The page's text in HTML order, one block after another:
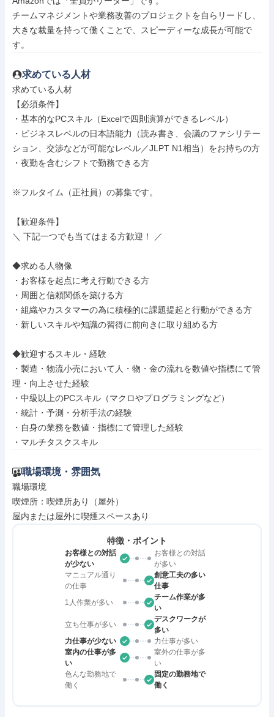
チームマネジメントや業務改善のプロジェクトを自らリードし、
大きな裁量を持って働くことで、スピーディーな成長が可能で
す。
求めている人材
求めている人材
【必須条件】
・基本的なPCスキル（Excelで四則演算ができるレベル）
・ビジネスレベルの日本語能力（読み書き、会議のファシリテー
ション、交渉などが可能なレベル／JLPT N1相当）をお持ちの方
・夜勤を含むシフトで勤務できる方
※フルタイム（正社員）の募集です。
【歓迎条件】
＼ 下記一つでも当てはまる方歓迎！ ／
◆求める人物像
・お客様を起点に考え行動できる方
・周囲と信頼関係を築ける方
・組織やカスタマーの為に積極的に課題提起と行動ができる方
・新しいスキルや知識の習得に前向きに取り組める方
◆歓迎するスキル・経験
・製造・物流小売において人・物・金の流れを数値や指標にて管
理・向上させた経験
・中級以上のPCスキル（マクロやプログラミングなど）
・統計・予測・分析手法の経験
・自身の業務を数値・指標にて管理した経験
・マルチタスクスキル
職場環境・雰囲気
職場環境
喫煙所：喫煙所あり（屋外）
屋内または屋外に喫煙スペースあり
特徴・ポイント
お客様との対話
が少ない
お客様との対話
が多い
マニュアル通り
の仕事
創意工夫の多い
仕事
1人作業が多い
チーム作業が多
い
立ち仕事が多い
デスクワークが
多い
力仕事が少ない
力仕事が多い
室内の仕事が多
い
室外の仕事が多
い
色んな勤務地で
働く
固定の勤務地で
働く